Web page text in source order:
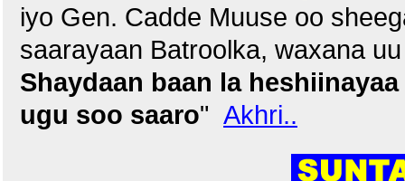
iyo Gen. Cadde Muuse oo
saarayaan Batroolka, waxana
Shaydaan baan la
ugu soo saaro" Akhri..